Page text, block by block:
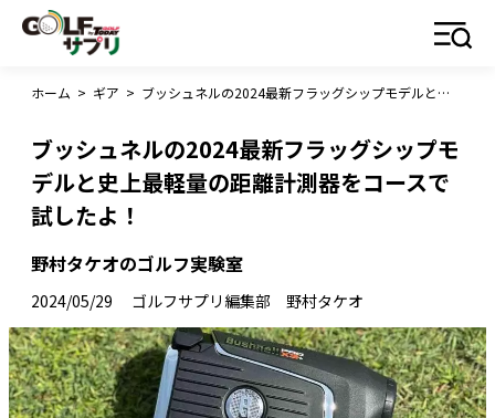
ホーム > ギア > ブッシュネルの2024最新フラッグシップモデルと史上最軽量の距離計測器をコースで試したよ！
ブッシュネルの2024最新フラッグシップモ
デルと史上最軽量の距離計測器をコースで
試したよ！
野村タケオのゴルフ実験室
2024/05/29 ゴルフサプリ編集部 野村タケオ